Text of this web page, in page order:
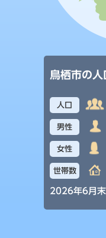
鳥栖市の
人口
男性
女性
世帯数
2026年6月